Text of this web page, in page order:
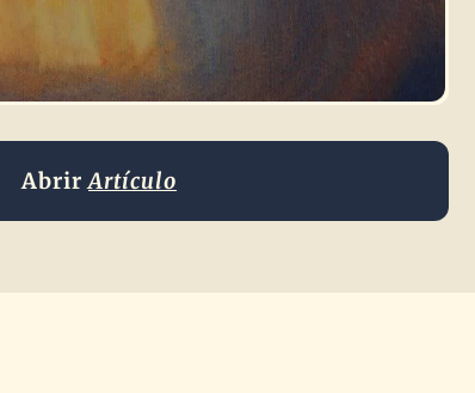
AbrirArtículo